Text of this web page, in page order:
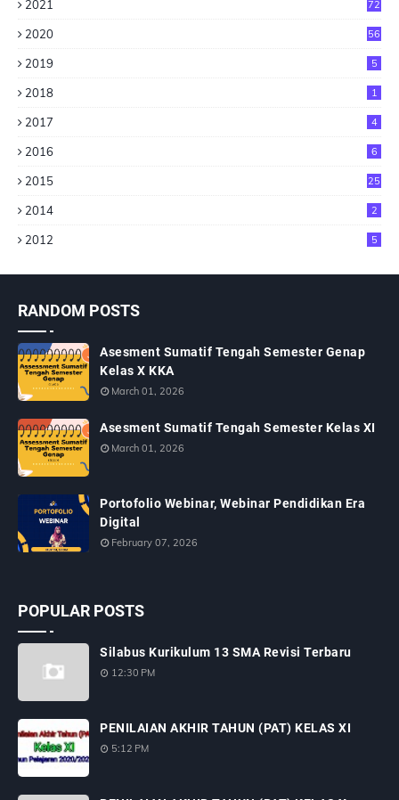
2021 72
2020 56
2019 5
2018 1
2017 4
2016 6
2015 25
2014 2
2012 5
RANDOM POSTS
Asesment Sumatif Tengah Semester Genap
Kelas X KKA
March 01, 2026
Asesment Sumatif Tengah Semester Kelas XI
March 01, 2026
Portofolio Webinar, Webinar Pendidikan Era
Digital
February 07, 2026
POPULAR POSTS
Silabus Kurikulum 13 SMA Revisi Terbaru
12:30 PM
PENILAIAN AKHIR TAHUN (PAT) KELAS XI
5:12 PM